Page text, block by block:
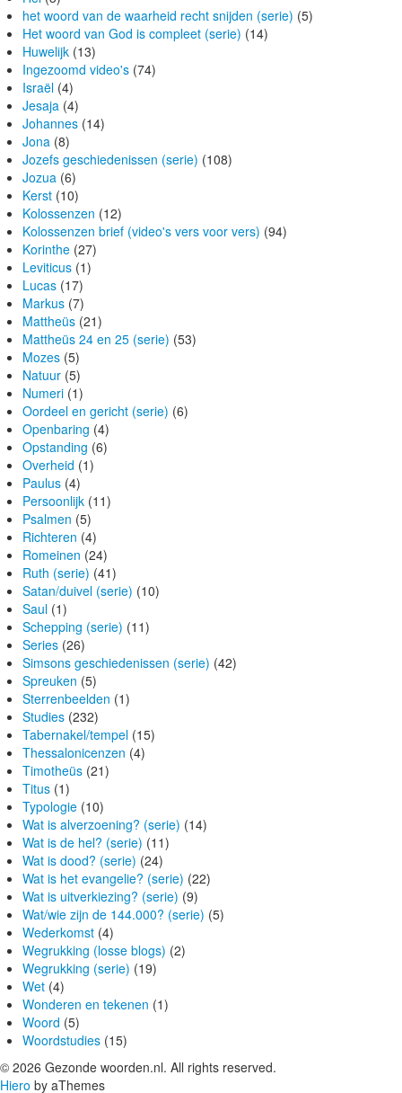
het woord van de waarheid recht snijden (serie) (5)
Het woord van God is compleet (serie) (14)
Huwelijk (13)
Ingezoomd video's (74)
Israël (4)
Jesaja (4)
Johannes (14)
Jona (8)
Jozefs geschiedenissen (serie) (108)
Jozua (6)
Kerst (10)
Kolossenzen (12)
Kolossenzen brief (video's vers voor vers) (94)
Korinthe (27)
Leviticus (1)
Lucas (17)
Markus (7)
Mattheüs (21)
Mattheüs 24 en 25 (serie) (53)
Mozes (5)
Natuur (5)
Numeri (1)
Oordeel en gericht (serie) (6)
Openbaring (4)
Opstanding (6)
Overheid (1)
Paulus (4)
Persoonlijk (11)
Psalmen (5)
Richteren (4)
Romeinen (24)
Ruth (serie) (41)
Satan/duivel (serie) (10)
Saul (1)
Schepping (serie) (11)
Series (26)
Simsons geschiedenissen (serie) (42)
Spreuken (5)
Sterrenbeelden (1)
Studies (232)
Tabernakel/tempel (15)
Thessalonicenzen (4)
Timotheüs (21)
Titus (1)
Typologie (10)
Wat is alverzoening? (serie) (14)
Wat is de hel? (serie) (11)
Wat is dood? (serie) (24)
Wat is het evangelie? (serie) (22)
Wat is uitverkiezing? (serie) (9)
Wat/wie zijn de 144.000? (serie) (5)
Wederkomst (4)
Wegrukking (losse blogs) (2)
Wegrukking (serie) (19)
Wet (4)
Wonderen en tekenen (1)
Woord (5)
Woordstudies (15)
© 2026 Gezonde woorden.nl. All rights reserved.
Hiero by aThemes